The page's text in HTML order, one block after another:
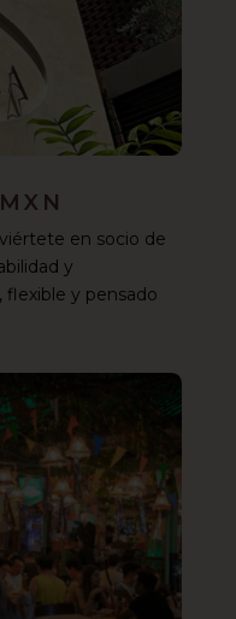
en socio de
y
y pensado